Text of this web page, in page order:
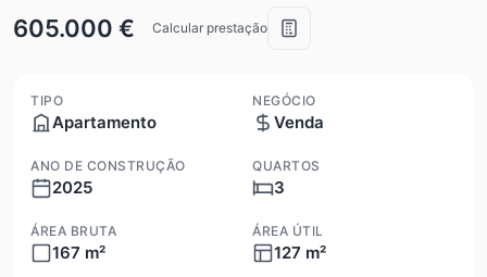
605.000 €
Calcular prestação
TIPO
Apartamento
NEGÓCIO
Venda
ANO DE CONSTRUÇÃO
2025
QUARTOS
3
ÁREA BRUTA
167 m²
ÁREA ÚTIL
127 m²